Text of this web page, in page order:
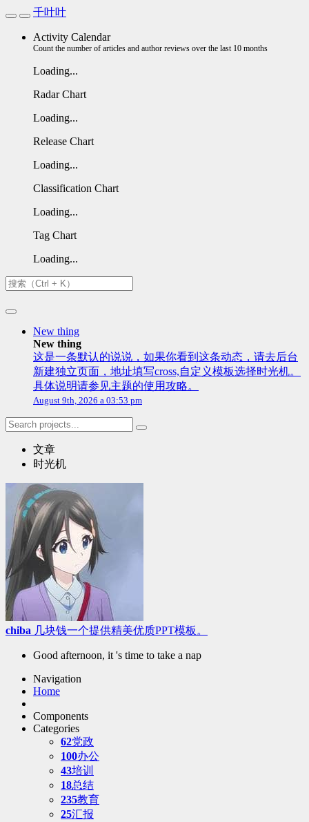
千叶叶
Activity Calendar
Count the number of articles and author reviews over the last 10 months
Loading...
Radar Chart
Loading...
Release Chart
Loading...
Classification Chart
Loading...
Tag Chart
Loading...
New thing
New thing
这是一条默认的说说，如果你看到这条动态，请去后台
新建独立页面，地址填写cross,自定义模板选择时光机。
具体说明请参见主题的使用攻略。
August 9th, 2026 a 03:53 pm
文章
时光机
chiba 几块钱一个提供精美优质PPT模板。
Good afternoon, it 's time to take a nap
Navigation
Home
Components
Categories
62党政
100办公
43培训
18总结
235教育
25汇报